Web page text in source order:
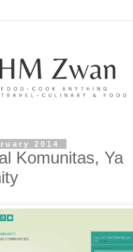
2014
Komunitas, Ya